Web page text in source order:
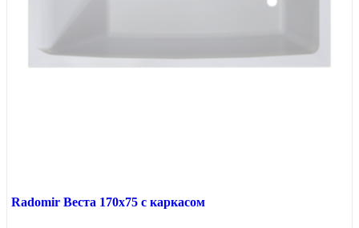
Radomir Веста 170x75 с каркасом